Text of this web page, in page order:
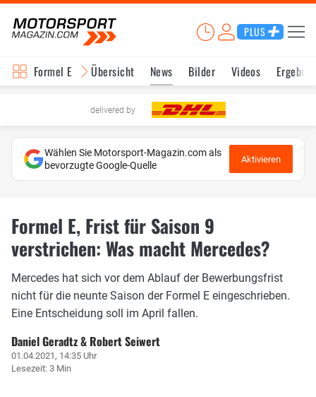
PLUS
Formel E Übersicht News Bilder Videos
delivered by
Wählen Sie Motorsport-Magazin.com als
bevorzugte Google-Quelle
Aktivieren
Formel E, Frist für Saison 9
verstrichen: Was macht Mercedes?
Mercedes hat sich vor dem Ablauf der Bewerbungsfrist
nicht für die neunte Saison der Formel E eingeschrieben.
Eine Entscheidung soll im April fallen.
Daniel Geradtz & Robert Seiwert
01.04.2021, 14:35 Uhr
Lesezeit: 3 Min